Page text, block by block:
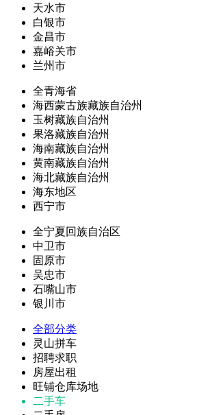
天水市
白银市
金昌市
嘉峪关市
兰州市
全青海省
海西蒙古族藏族自治州
玉树藏族自治州
果洛藏族自治州
海南藏族自治州
黄南藏族自治州
海北藏族自治州
海东地区
西宁市
全宁夏回族自治区
中卫市
固原市
吴忠市
石嘴山市
银川市
全部分类
灵山拼车
招聘求职
房屋出租
旺铺仓库场地
二手车